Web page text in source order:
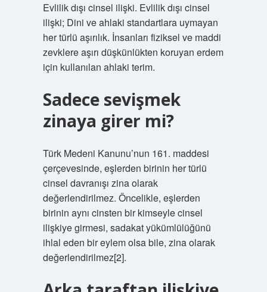
Evlilik dışı cinsel ilişki. Evlilik dışı cinsel
ilişki; Dini ve ahlaki standartlara uymayan
her türlü aşırılık. İnsanları fiziksel ve maddi
zevklere aşırı düşkünlükten koruyan erdem
için kullanılan ahlaki terim.
Sadece sevişmek
zinaya girer mi?
Türk Medeni Kanunu’nun 161. maddesi
çerçevesinde, eşlerden birinin her türlü
cinsel davranışı zina olarak
değerlendirilmez. Öncelikle, eşlerden
birinin aynı cinsten bir kimseyle cinsel
ilişkiye girmesi, sadakat yükümlülüğünü
ihlal eden bir eylem olsa bile, zina olarak
değerlendirilmez[2].